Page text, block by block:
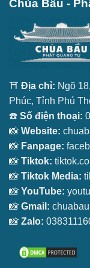
Chùa Bầu -
⛩️ Địa chỉ: Ngõ
Phúc, Tỉnh Phú
☎️ Số điện thoại:
📸 Website:
📸 Fanpage:
📸 Tiktok:
📸 Tiktok Media:
📸 YouTube:
📸 Gmail:
📸 Zalo: